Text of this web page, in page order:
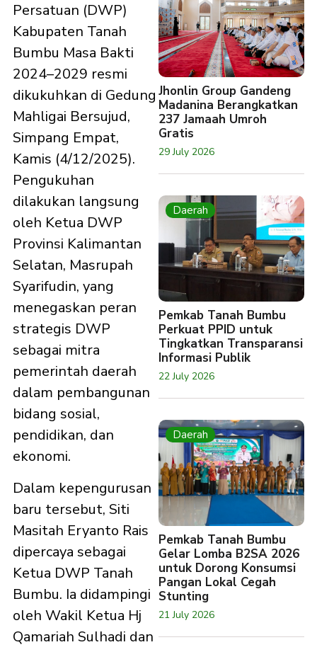
Persatuan (DWP)
Kabupaten Tanah
Bumbu Masa Bakti
2024–2029 resmi
dikukuhkan di Gedung
Mahligai Bersujud,
Simpang Empat,
Kamis (4/12/2025).
Pengukuhan
dilakukan langsung
oleh Ketua DWP
Provinsi Kalimantan
Selatan, Masrupah
Syarifudin, yang
menegaskan peran
strategis DWP
sebagai mitra
pemerintah daerah
dalam pembangunan
bidang sosial,
pendidikan, dan
ekonomi.
Dalam kepengurusan
baru tersebut, Siti
Masitah Eryanto Rais
dipercaya sebagai
Ketua DWP Tanah
Bumbu. Ia didampingi
oleh Wakil Ketua Hj
Qamariah Sulhadi dan
Jhonlin Group Gandeng
Madanina Berangkatkan
237 Jamaah Umroh
Gratis
29 July 2026
Daerah
Pemkab Tanah Bumbu
Perkuat PPID untuk
Tingkatkan Transparansi
Informasi Publik
22 July 2026
Daerah
Pemkab Tanah Bumbu
Gelar Lomba B2SA 2026
untuk Dorong Konsumsi
Pangan Lokal Cegah
Stunting
21 July 2026